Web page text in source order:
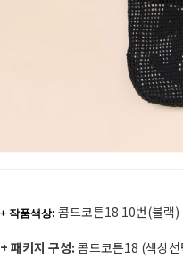
+ 작품색상: 콤드코튼18 10번(블랙)
+ 패키지 구성: 콤드코튼18 (색상